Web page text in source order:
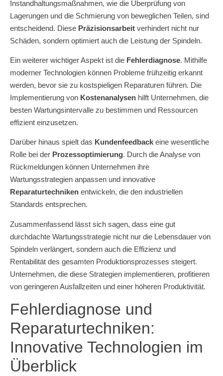
Instandhaltungsmaßnahmen, wie die Überprüfung von
Lagerungen und die Schmierung von beweglichen Teilen, sind
entscheidend. Diese Präzisionsarbeit verhindert nicht nur
Schäden, sondern optimiert auch die Leistung der Spindeln.
Ein weiterer wichtiger Aspekt ist die Fehlerdiagnose. Mithilfe
moderner Technologien können Probleme frühzeitig erkannt
werden, bevor sie zu kostspieligen Reparaturen führen. Die
Implementierung von Kostenanalysen hilft Unternehmen, die
besten Wartungsintervalle zu bestimmen und Ressourcen
effizient einzusetzen.
Darüber hinaus spielt das Kundenfeedback eine wesentliche
Rolle bei der Prozessoptimierung. Durch die Analyse von
Rückmeldungen können Unternehmen ihre
Wartungsstrategien anpassen und innovative
Reparaturtechniken entwickeln, die den industriellen
Standards entsprechen.
Zusammenfassend lässt sich sagen, dass eine gut
durchdachte Wartungsstrategie nicht nur die Lebensdauer von
Spindeln verlängert, sondern auch die Effizienz und
Rentabilität des gesamten Produktionsprozesses steigert.
Unternehmen, die diese Strategien implementieren, profitieren
von geringeren Ausfallzeiten und einer höheren Produktivität.
Fehlerdiagnose und
Reparaturtechniken:
Innovative Technologien im
Überblick